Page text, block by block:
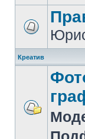
Креатив